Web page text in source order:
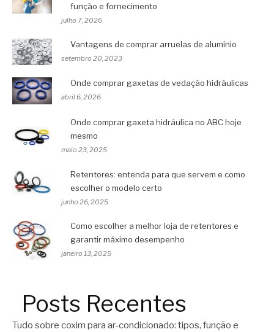
função e fornecimento
julho 7, 2026
Vantagens de comprar arruelas de alumínio
setembro 20, 2023
Onde comprar gaxetas de vedação hidráulicas
abril 6, 2026
Onde comprar gaxeta hidráulica no ABC hoje
mesmo
maio 23, 2025
Retentores: entenda para que servem e como
escolher o modelo certo
junho 26, 2025
Como escolher a melhor loja de retentores e
garantir máximo desempenho
janeiro 13, 2025
Posts Recentes
Tudo sobre coxim para ar-condicionado: tipos, função e